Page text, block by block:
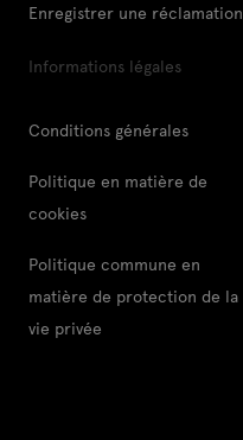
Enregistrer une réclamation
Informations légales
Conditions générales
Politique en matière de
cookies
Politique commune en
matière de protection de la
vie privée